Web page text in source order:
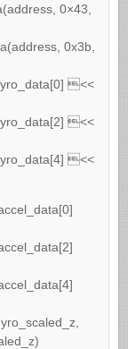
0×43,
0x3b,
<<
<<
<<